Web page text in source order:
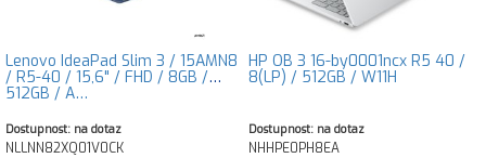
Lenovo IdeaPad Slim 3 / 15AMN8
/ R5-40 / 15,6" / FHD / 8GB /
512GB / A…
Dostupnost: na dotaz
NLLNN82XQ01V0CK
HP OB 3 16-by0001ncx R5 40 /
8(LP) / 512GB / W11H
Dostupnost: na dotaz
NHHPE0PH8EA